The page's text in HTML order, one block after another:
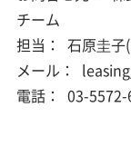
チーム
担当：
石原圭子
メール：
電話：
03-